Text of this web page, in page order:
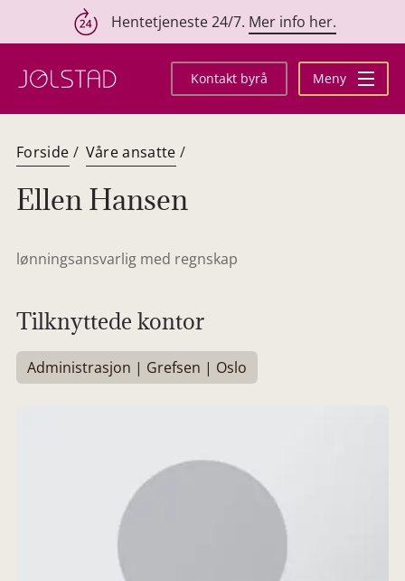
innhold
Hentetjeneste 24/7. Mer info her.
Kontakt byrå Meny
Forside / Våre ansatte /
Ellen Hansen
lønningsansvarlig med regnskap
Tilknyttede kontor
Administrasjon | Grefsen | Oslo